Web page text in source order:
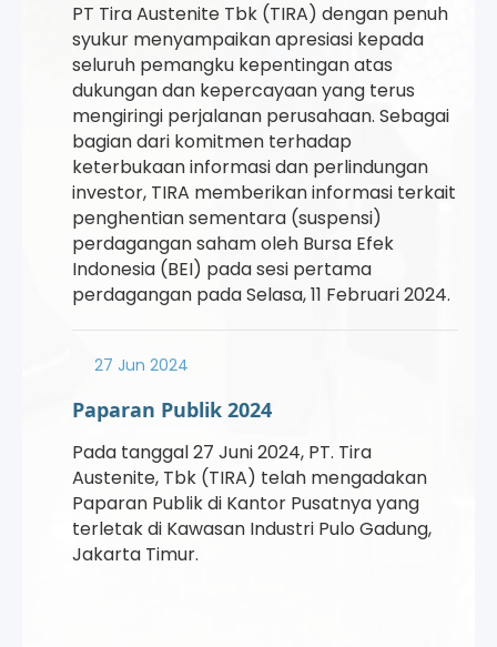
PT Tira Austenite Tbk (TIRA) dengan penuh
syukur menyampaikan apresiasi kepada
seluruh pemangku kepentingan atas
dukungan dan kepercayaan yang terus
mengiringi perjalanan perusahaan. Sebagai
bagian dari komitmen terhadap
keterbukaan informasi dan perlindungan
investor, TIRA memberikan informasi terkait
penghentian sementara (suspensi)
perdagangan saham oleh Bursa Efek
Indonesia (BEI) pada sesi pertama
perdagangan pada Selasa, 11 Februari 2024.
27 Jun 2024
Paparan Publik 2024
Pada tanggal 27 Juni 2024, PT. Tira
Austenite, Tbk (TIRA) telah mengadakan
Paparan Publik di Kantor Pusatnya yang
terletak di Kawasan Industri Pulo Gadung,
Jakarta Timur.